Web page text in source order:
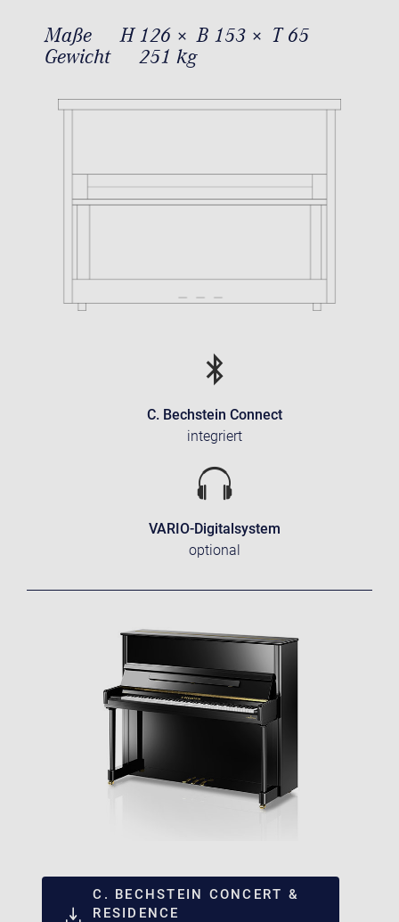
Maße
H 126 × B 153 × T 65
Gewicht
251 kg
C. Bechstein Connect
integriert
VARIO-Digitalsystem
optional
C. BECHSTEIN CONCERT &
RESIDENCE